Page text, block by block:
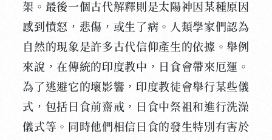
架。最後一個古代解釋則是太陽神因某種原因
感到憤怒，悲傷，或生了病。人類學家們認為
自然的現象是許多古代信仰產生的依據。舉例
來說，在傳統的印度教中，日食會帶來厄運。
為了逃避它的壞影響，印度教徒會舉行某些儀
式，包括日食前齋戒，日食中祭祖和進行洗澡
儀式等。同時他們相信日食的發生特別有害於